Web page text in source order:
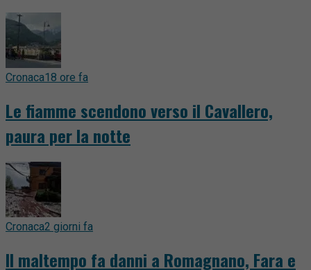
Cronaca18 ore fa
Le fiamme scendono verso il Cavallero,
paura per la notte
Cronaca2 giorni fa
Il maltempo fa danni a Romagnano, Fara e